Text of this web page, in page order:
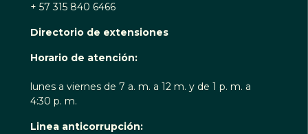
+ 57 315 840 6466
Directorio de extensiones
Horario de atención:
lunes a viernes de 7 a. m. a 12 m. y de 1 p. m. a
4:30 p. m.
Linea anticorrupción: